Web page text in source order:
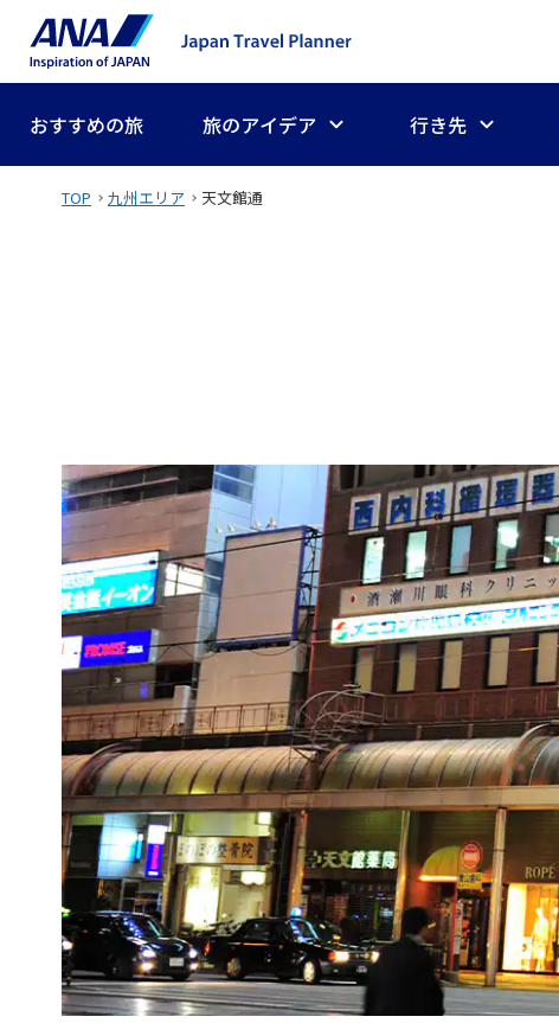
おすすめの旅 旅のアイデア 行き先
TOP 九州エリア 天文館通